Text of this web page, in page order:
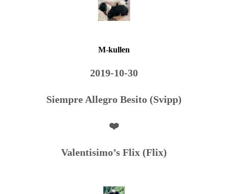
M-kullen
2019-10-30
Siempre Allegro Besito (Svipp)
❤️
Valentisimo’s Flix (Flix)